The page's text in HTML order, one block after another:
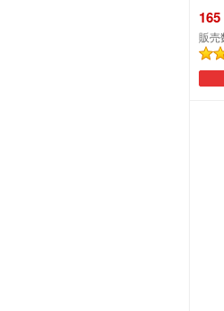
165
販売